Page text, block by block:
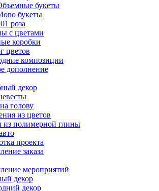
букеты
букеты
роза
с цветами
коробки
цветов
композиции
дополнение
декор
голову
из цветов
из полимерной глины
проекта
заказа
мероприятий
декор
декор